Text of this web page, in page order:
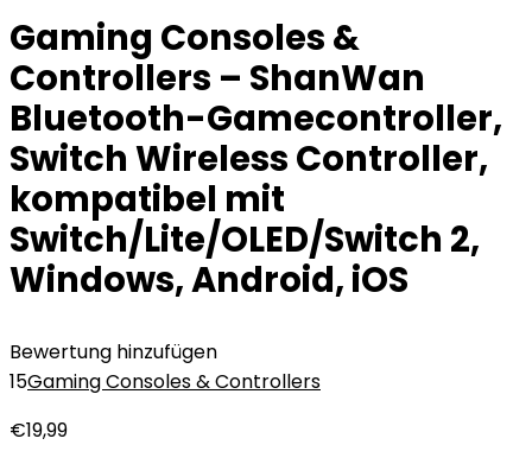
Gaming Consoles &
Controllers – ShanWan
Bluetooth-Gamecontroller,
Switch Wireless Controller,
kompatibel mit
Switch/Lite/OLED/Switch 2,
Windows, Android, iOS
Bewertung hinzufügen
15Gaming Consoles & Controllers
€19,99